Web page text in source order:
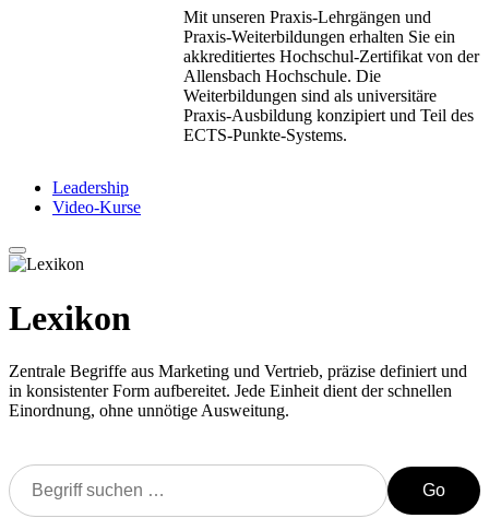
Mit unseren Praxis-Lehrgängen und
Praxis-Weiterbildungen erhalten Sie ein
akkreditiertes Hochschul-Zertifikat von der
Allensbach Hochschule. Die
Weiterbildungen sind als universitäre
Praxis-Ausbildung konzipiert und Teil des
ECTS-Punkte-Systems.
Leadership
Video-Kurse
Lexikon
Zentrale Begriffe aus Marketing und Vertrieb, präzise definiert und
in konsistenter Form aufbereitet. Jede Einheit dient der schnellen
Einordnung, ohne unnötige Ausweitung.
Go